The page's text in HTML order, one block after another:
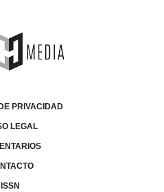
PRIVACIDAD
LEGAL
ISSN